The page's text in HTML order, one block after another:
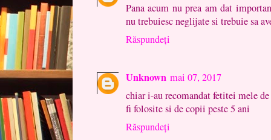
Pana acum nu prea am dat
nu trebuiesc neglijate si trebuie sa
Răspundeți
Unknown mai 07, 2017
chiar i-au recomandat fetitei mele
fi folosite si de copii peste 5 ani
Răspundeți